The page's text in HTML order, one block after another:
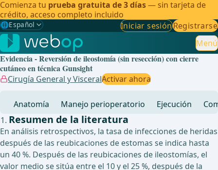
Comienza tu prueba gratuita de 3 días— sin tarjeta de
crédito, acceso completo incluido
🌐Español
Gewählte Sprache: Español
🇩🇪 Alemán
🇬🇧Inglés
🇪🇸Español ✓
🇧🇷Brasileño
Iniciar sesiónRegistrarse
Menú
Evidencia - Reversión de ileostomía (sin resección) con cierre
cutáneo en técnica Gunsight
Cirugía General y VisceralActivar ahora
Anatomía Manejo perioperatorio Ejecución
Resumen de la literatura
En análisis retrospectivos, la tasa de infecciones de heridas
después de las reubicaciones de estomas se indica hasta
un 40 %. Después de las reubicaciones de ileostomías, el
valor medio se sitúa entre el 10 y el 25 %, después de la